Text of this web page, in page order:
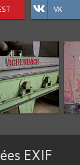
VK
EXIF